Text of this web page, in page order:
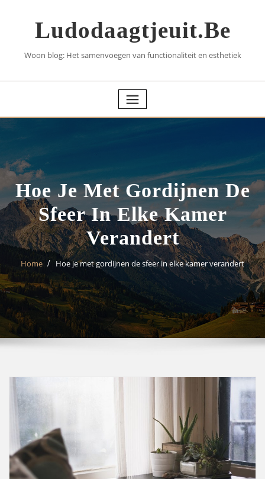
Ludodaagtjeuit.be
Woon blog: Het samenvoegen van functionaliteit en esthetiek
Hoe Je Met Gordijnen De
Sfeer In Elke Kamer
Verandert
Home Hoe je met gordijnen de sfeer in elke kamer verandert